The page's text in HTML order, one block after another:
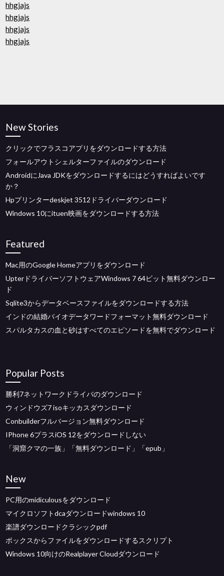
hhgjajs
hhgjajs
hhgjajs
hhgjajs
New Stories
クリックでフラスコアプリをダウンロードする方法
フォールアウトシェルターファイルのダウンロード
AndroidにJava JDKをダウンロードするにはどうすればよいです
か？
Hpプリンターdeskjet 3512ドライバーダウンロード
Windows 10にituen映画をダウンロードする方法
Featured
Mac用のGoogle Homeアプリをダウンロード
UpterドライバーソフトウェアWindows 7 64ビット無料ダウンロー
ド
Sqlite3からデータベースファイルをダウンロードする方法
インドの結婚バイオデータワードフォーマット無料ダウンロード
スパルタカスの血と砂はすべてのエピソードを無料でダウンロード
Popular Posts
勝利7ネットワークドライバのダウンロード
ウィンドウズ7 isoキッカスダウンロード
Conbuilderフルバージョン無料ダウンロード
IPhone 6プラスiOS 12をダウンロードしない
「洞窟クマの一族」「無料ダウンロード」「epub」
New
PC用のmidiculousをダウンロード
マイクロソフトdcaダウンロードwindows 10
楽譜ダウンロードクラシックpdf
ボックスからファイルをダウンロードするスクリプト
Windows 10向けのRealplayer Cloudダウンロード